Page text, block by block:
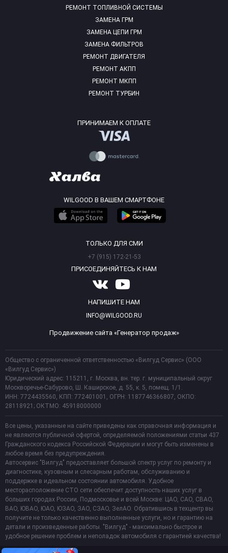
РЕМОНТ ТОПЛИВНОЙ СИСТЕМЫ
ЗАМЕНА ГРМ
ЗАМЕНА ЦЕПИ ГРМ
ЗАМЕНА ФИЛЬТРОВ
РЕМОНТ ДВИГАТЕЛЯ
РЕМОНТ АКПП
РЕМОНТ МКПП
РЕМОНТ ТУРБИН
ПРИНИМАЕМ К ОПЛАТЕ
WILGOOD В ВАШЕМ СМАРТФОНЕ
ТОЛЬКО ДЛЯ СМИ
+7 (915) 172-21-53
ПРИСОЕДИНЯЙТЕСЬ К НАМ
НАПИШИТЕ НАМ
INFO@WILGOOD.RU
Продвижение сайта «Генератор продаж»
Общество с ограниченной ответственностью «Вилгуд Сервис» (ООО
«Вилгуд Сервис»)
Юридический адрес: 115211, г. Москва, вн. тер. г. муниципальный округ
Москворечье-Сабурово, Ш. Каширское, д. 55, к. 5, помещ. 1/1.
ИНН: 7724435560, КПП: 772401001, ОГРН: 1187746366807, ОКПО:
28118921; ОКТМО: 45918000000
Все цены, указанные на сайте приведены как справочная информация и
не являются публичной офертой, определяемой положениями статьи 437
Гражданского кодекса Российской Федерации и могут быть изменены в
любое время без предупреждения.
Автосервис "Вилгуд" предоставляет большой спектр услуг по ремонту и
диагностике, кузовным и слесарным работам, обслуживанию и
поддержке в идеальном состоянии автомобиля. Удобное
месторасположение СТО сети обеспечит доступность наших услуг в
больших городах России, Подмосковье и всей Москве: ЦАО, САО, СВАО,
ВАО, ЮВАО, ЮАО, ЮЗАО, ЗАО, СЗАО, ЗелАО. Обратившись в техцентр вы
получите не только качественно выполненные услуги, но и гарантию на
детали и произведенные работы. "Вилгуд" - максимально быстрое и
удобное решение проблем и неполадок автомобиля с гарантией качества!